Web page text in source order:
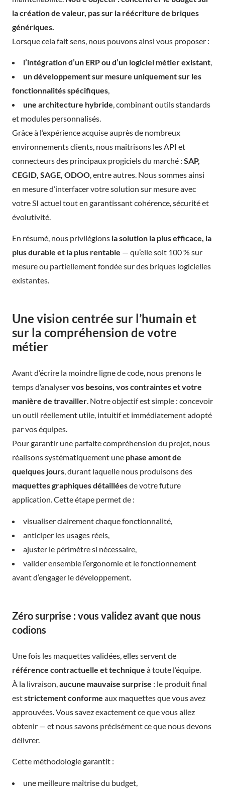
la création de valeur, pas sur la réécriture de briques
génériques.
Lorsque cela fait sens, nous pouvons ainsi vous proposer :
l’intégration d’un ERP ou d’un logiciel métier existant,
un développement sur mesure uniquement sur les
fonctionnalités spécifiques,
une architecture hybride, combinant outils standards
et modules personnalisés.
Grâce à l’expérience acquise auprès de nombreux
environnements clients, nous maîtrisons les API et
connecteurs des principaux progiciels du marché : SAP,
CEGID, SAGE, ODOO, entre autres. Nous sommes ainsi
en mesure d’interfacer votre solution sur mesure avec
votre SI actuel tout en garantissant cohérence, sécurité et
évolutivité.
En résumé, nous privilégions la solution la plus efficace, la
plus durable et la plus rentable — qu’elle soit 100 % sur
mesure ou partiellement fondée sur des briques logicielles
existantes.
Une vision centrée sur l’humain et
sur la compréhension de votre
métier
Avant d’écrire la moindre ligne de code, nous prenons le
temps d’analyservos besoins, vos contraintes et votre
manière de travailler. Notre objectif est simple : concevoir
un outil réellement utile, intuitif et immédiatement adopté
par vos équipes.
Pour garantir une parfaite compréhension du projet, nous
réalisons systématiquement une phase amont de
quelques jours, durant laquelle nous produisons des
maquettes graphiques détailléesde votre future
application. Cette étape permet de :
visualiser clairement chaque fonctionnalité,
anticiper les usages réels,
ajuster le périmètre si nécessaire,
valider ensemble l’ergonomie et le fonctionnement
avant d’engager le développement.
Zéro surprise : vous validez avant que nous
codions
Une fois les maquettes validées, elles servent de
référence contractuelle et technique à toute l’équipe.
À la livraison, aucune mauvaise surprise : le produit final
eststrictement conforme aux maquettes que vous avez
approuvées. Vous savez exactement ce que vous allez
obtenir — et nous savons précisément ce que nous devons
délivrer.
Cette méthodologie garantit :
une meilleure maîtrise du budget,